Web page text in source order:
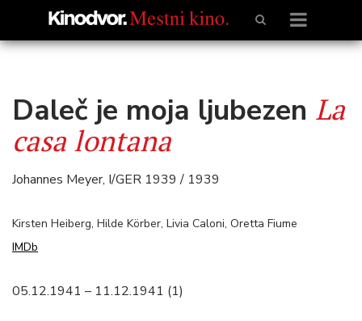
Daleč je moja ljubezen La
casa lontana
Johannes Meyer, I/GER 1939 / 1939
Kirsten Heiberg, Hilde Körber, Livia Caloni, Oretta Fiume
IMDb
05.12.1941 – 11.12.1941 (1)